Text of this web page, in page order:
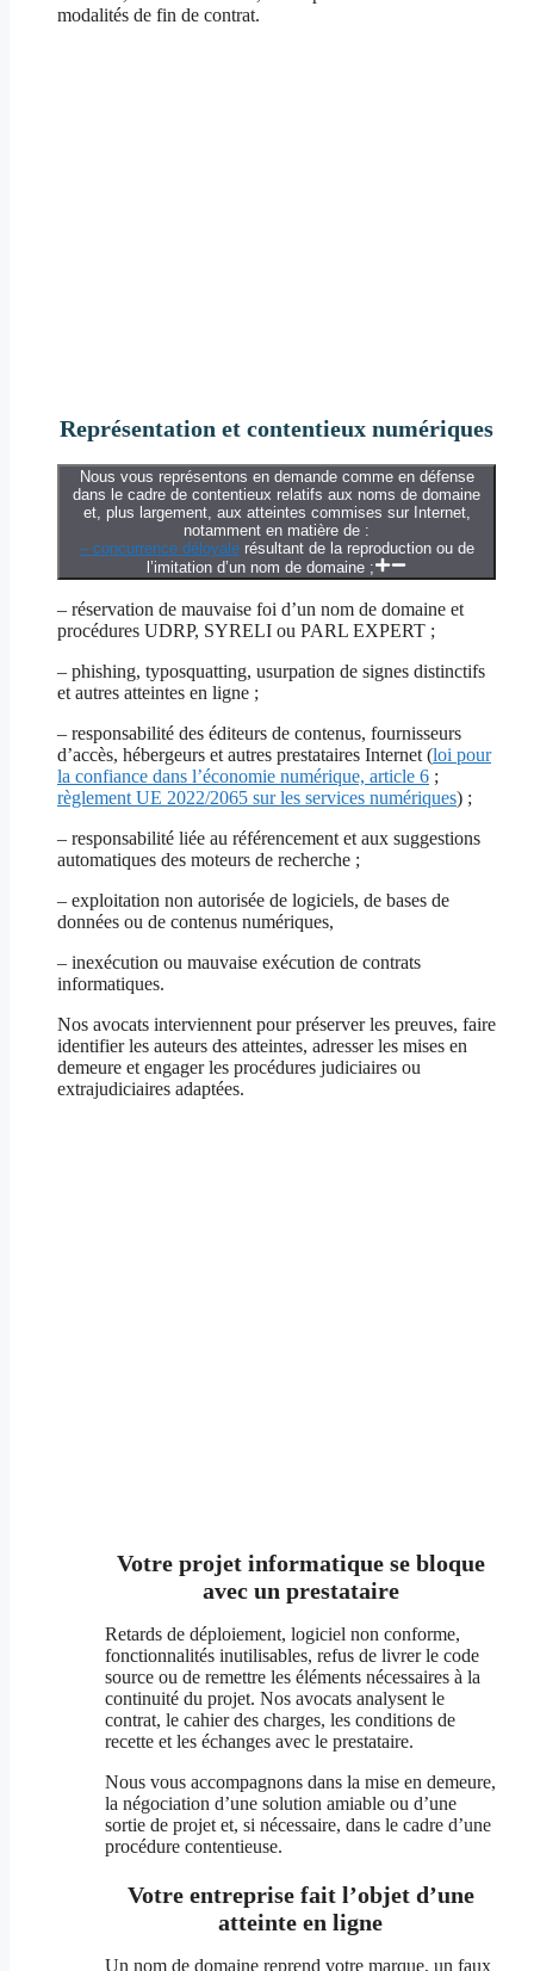
modalités de fin de contrat.
Représentation et contentieux numériques
Nous vous représentons en demande comme en défense
dans le cadre de contentieux relatifs aux noms de domaine
et, plus largement, aux atteintes commises sur Internet,
notamment en matière de :
– concurrence déloyalerésultant de la reproduction ou de
l’imitation d’un nom de domaine ;
– réservation de mauvaise foi d’un nom de domaine et
procédures UDRP, SYRELI ou PARL EXPERT ;
– phishing, typosquatting, usurpation de signes distinctifs
et autres atteintes en ligne ;
– responsabilité des éditeurs de contenus, fournisseurs
d’accès, hébergeurs et autres prestataires Internet (loi pour
la confiance dans l’économie numérique, article 6 ;
règlement UE 2022/2065 sur les services numériques) ;
– responsabilité liée au référencement et aux suggestions
automatiques des moteurs de recherche ;
– exploitation non autorisée de logiciels, de bases de
données ou de contenus numériques,
– inexécution ou mauvaise exécution de contrats
informatiques.
Nos avocats interviennent pour préserver les preuves, faire
identifier les auteurs des atteintes, adresser les mises en
demeure et engager les procédures judiciaires ou
extrajudiciaires adaptées.
Votre projet informatique se bloque
avec un prestataire
Retards de déploiement, logiciel non conforme,
fonctionnalités inutilisables, refus de livrer le code
source ou de remettre les éléments nécessaires à la
continuité du projet. Nos avocats analysent le
contrat, le cahier des charges, les conditions de
recette et les échanges avec le prestataire.
Nous vous accompagnons dans la mise en demeure,
la négociation d’une solution amiable ou d’une
sortie de projet et, si nécessaire, dans le cadre d’une
procédure contentieuse.
Votre entreprise fait l’objet d’une
atteinte en ligne
Un nom de domaine reprend votre marque, un faux